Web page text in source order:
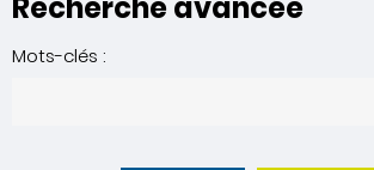
Recherche avancée
Mots-clés :